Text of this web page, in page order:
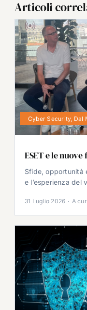
Articoli
Cyber Security, Dal
ESET e le
Sfide, opportunità
e l’esperienza del
31 Luglio 2026 · A